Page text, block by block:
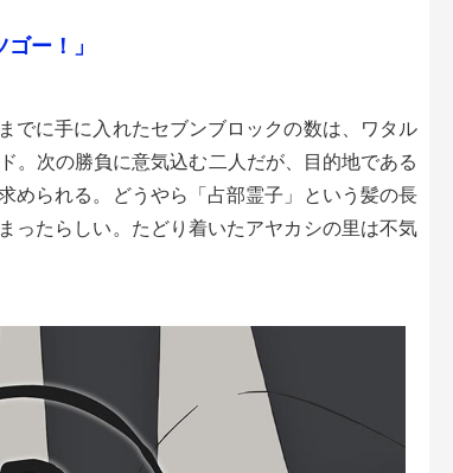
ー！」
でに手に入れたセブンブロックの数は、ワタル
。次の勝負に意気込む二人だが、目的地である
められる。どうやら「占部霊子」という髪の長
ったらしい。たどり着いたアヤカシの里は不気